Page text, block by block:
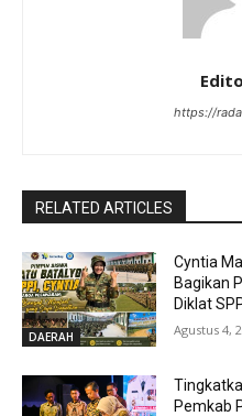
https://
RELATED ARTICLES
DAERAH
Cyntia
Bagikan
Diklat
Agustus 4,
Pemkab